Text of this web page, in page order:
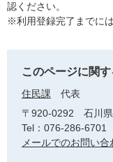
認ください。
※利用登録完了までに
このページに関
住民課
代表
〒920-0292
石川
Tel：076-286-6701
メールでのお問い合